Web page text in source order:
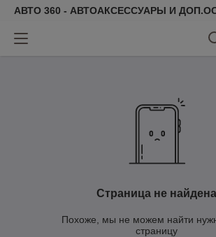
АВТО 360 - АВТОАКСЕССУАРЫ И
Страница не найдена
Похоже, мы не можем найти
страницу